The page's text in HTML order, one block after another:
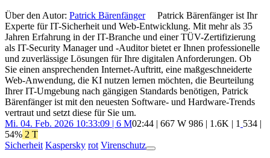
Über den Autor: Patrick Bärenfänger
Patrick Bärenfänger ist Ihr
Experte für IT-Sicherheit und Web-Entwicklung. Mit mehr als 35
Jahren Erfahrung in der IT-Branche und einer TÜV-Zertifizierung
als IT-Security Manager und -Auditor bietet er Ihnen professionelle
und zuverlässige Lösungen für Ihre digitalen Anforderungen. Ob
Sie einen ansprechenden Internet-Auftritt, eine maßgeschneiderte
Web-Anwendung, die KI nutzen lernen möchten, die Beurteilung
Ihrer IT-Umgebung nach gängigen Standards benötigen, Patrick
Bärenfänger ist mit den neuesten Software- und Hardware-Trends
vertraut und setzt diese für Sie um.
Mi. 04. Feb. 2026 10:33:09 | 6 M02:44 | 667 W 986 | 1.6K | 1 534 |
54% 2 T
Sicherheit Kaspersky rot Virenschutz
App